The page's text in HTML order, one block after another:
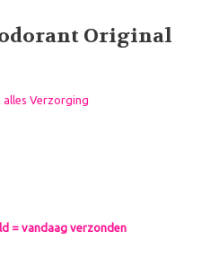
Original
alles Verzorging
= vandaag verzonden